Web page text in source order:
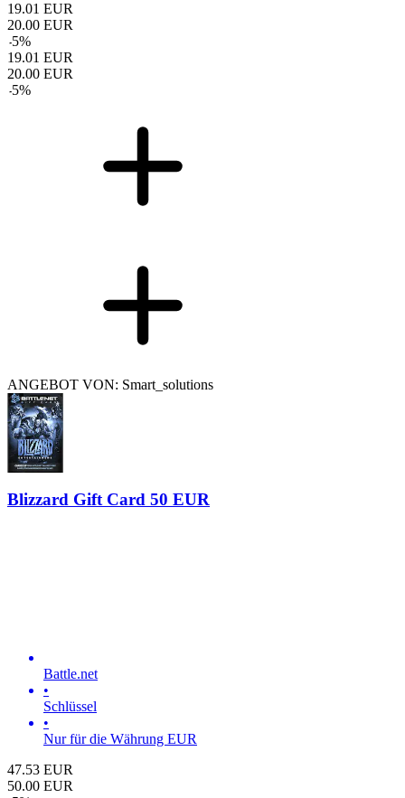
19.01 EUR
20.00 EUR
-5%
19.01 EUR
20.00 EUR
-5%
ANGEBOT VON: Smart_solutions
Blizzard Gift Card 50 EUR
Battle.net
•
Schlüssel
•
Nur für die Währung EUR
47.53 EUR
50.00 EUR